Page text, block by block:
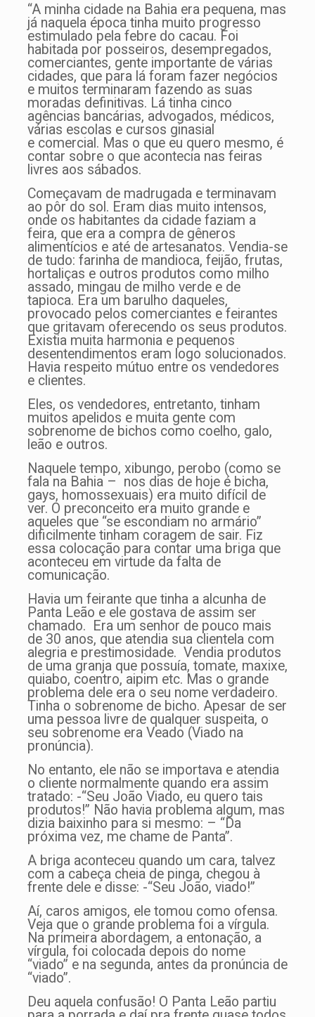
“A minha cidade na Bahia era pequena, mas
já naquela época tinha muito progresso
estimulado pela febre do cacau. Foi
habitada por posseiros, desempregados,
comerciantes, gente importante de várias
cidades, que para lá foram fazer negócios
e muitos terminaram fazendo as suas
moradas definitivas. Lá tinha cinco
agências bancárias, advogados, médicos,
várias escolas e cursos ginasial
e comercial. Mas o que eu quero mesmo, é
contar sobre o que acontecia nas feiras
livres aos sábados.
Começavam de madrugada e terminavam
ao pôr do sol. Eram dias muito intensos,
onde os habitantes da cidade faziam a
feira, que era a compra de gêneros
alimentícios e até de artesanatos. Vendia-se
de tudo: farinha de mandioca, feijão, frutas,
hortaliças e outros produtos como milho
assado, mingau de milho verde e de
tapioca. Era um barulho daqueles,
provocado pelos comerciantes e feirantes
que gritavam oferecendo os seus produtos.
Existia muita harmonia e pequenos
desentendimentos eram logo solucionados.
Havia respeito mútuo entre os vendedores
e clientes.
Eles, os vendedores, entretanto, tinham
muitos apelidos e muita gente com
sobrenome de bichos como coelho, galo,
leão e outros.
Naquele tempo, xibungo, perobo (como se
fala na Bahia – nos dias de hoje é bicha,
gays, homossexuais) era muito difícil de
ver. O preconceito era muito grande e
aqueles que “se escondiam no armário”
dificilmente tinham coragem de sair. Fiz
essa colocação para contar uma briga que
aconteceu em virtude da falta de
comunicação.
Havia um feirante que tinha a alcunha de
Panta Leão e ele gostava de assim ser
chamado. Era um senhor de pouco mais
de 30 anos, que atendia sua clientela com
alegria e prestimosidade. Vendia produtos
de uma granja que possuía, tomate, maxixe,
quiabo, coentro, aipim etc. Mas o grande
problema dele era o seu nome verdadeiro.
Tinha o sobrenome de bicho. Apesar de ser
uma pessoa livre de qualquer suspeita, o
seu sobrenome era Veado (Viado na
pronúncia).
No entanto, ele não se importava e atendia
o cliente normalmente quando era assim
tratado: -“Seu João Viado, eu quero tais
produtos!” Não havia problema algum, mas
dizia baixinho para si mesmo: – “Da
próxima vez, me chame de Panta”.
A briga aconteceu quando um cara, talvez
com a cabeça cheia de pinga, chegou à
frente dele e disse: -“Seu João, viado!”
Aí, caros amigos, ele tomou como ofensa.
Veja que o grande problema foi a vírgula.
Na primeira abordagem, a entonação, a
vírgula, foi colocada depois do nome
“viado” e na segunda, antes da pronúncia de
“viado”.
Deu aquela confusão! O Panta Leão partiu